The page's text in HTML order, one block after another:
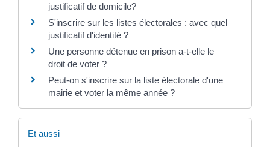
justificatif de domicile?
S'inscrire sur les listes électorales : avec quel
justificatif d'identité ?
Une personne détenue en prison a-t-elle le
droit de voter ?
Peut-on s'inscrire sur la liste électorale d'une
mairie et voter la même année ?
Et aussi